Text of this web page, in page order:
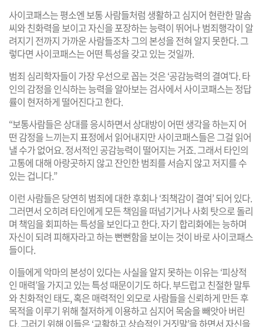
사이코패스는 평소엔 보통 사람들처럼 생활하고 심지어 현란한 말솜
씨와 친화력을 보이고 자신을 포장하는 능력이 뛰어나 범죄행각이 알
려지기 전까지 가까운 사람들조차 그의 본성을 전혀 알지 못한다. 그
렇다면 사이코패스는 어떤 특성을 갖고 있는 것일까.
범죄 심리학자들이 가장 우선으로 꼽는 것은 ‘공감능력의 결여’다. 타
인의 감정을 인식하는 능력을 알아보는 검사에서 사이코패스는 정답
률이 현저하게 떨어진다고 한다.
“보통사람들은 상대를 응시하면서 상대방이 어떤 생각을 하는지 어
떤 감정을 느끼는지 표정에서 읽어내지만 사이코패스들은 그걸 읽어
낼 수가 없어요. 정서적인 공감능력이 떨어지는 거죠. 그래서 타인의
고통에 대해 아랑곳하지 않고 잔인한 범죄를 서슴지 않고 저지를 수
있는 겁니다.”
이런 사람들은 당연히 범죄에 대한 후회나 ‘죄책감이 결여’ 되어 있다.
그러면서 오히려 타인에게 모든 책임을 떠넘기거나 사회 탓으로 돌리
며 책임을 회피하는 특성을 보인다고 한다. 자기 합리화에는 능하며
자신이 되려 피해자라고 하는 뻔뻔함을 보이는 것이 바로 사이코패스
들이다.
이들에게 악마의 본성이 있다는 사실을 알지 못하는 이유는 ‘피상적
인 매력’을 가지고 있는 특성 때문이기도 하다. 부드럽고 친절한 말투
와 친화적인 태도, 혹은 매력적인 외모로 사람들을 신뢰하게 만든 후
목적을 이루기 위해 철저하게 이용하고 심지어 목숨을 빼앗아 버린
다. 그러기 위해 이들은 ‘교활하고 상습적인 거짓말’을 하면서 자신을